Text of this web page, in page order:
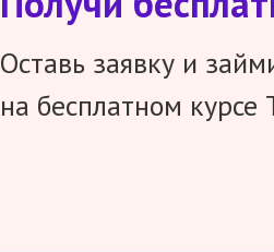
Оставь заявку и
на бесплатном курсе